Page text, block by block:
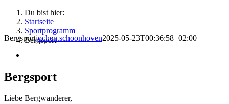
Du bist hier:
Startseite
Sportprogramm
Bergsport
Bergsportjochen.schoonhoven2025-05-23T00:36:58+02:00
Bergsport
Liebe Bergwanderer,